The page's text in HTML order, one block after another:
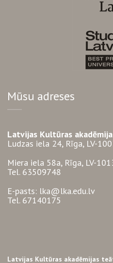
Mūsu adreses
Latvijas Kultūras akadēmija
Ludzas iela 24, Rīga, LV-
Miera iela 58a, Rīga, LV-
Tel. 63509748
E-pasts: lka@lka.edu.lv
Tel. 67140175
Latvijas Kultūras akadēmijas